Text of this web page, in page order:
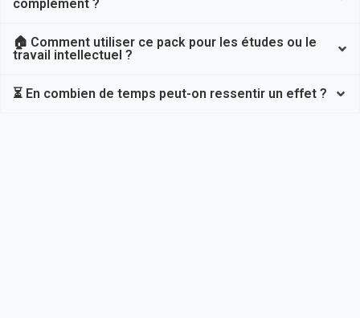
complément ?
🏠 Comment utiliser ce pack pour les études ou le
travail intellectuel ?
⏳ En combien de temps peut-on ressentir un effet ?